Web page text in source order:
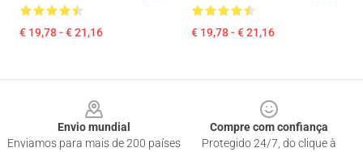
€ 19,78 - € 21,16 € 19,78 - € 21,16
Envio mundial
Enviamos para mais de 200 países
Compre com confiança
Protegido 24/7, do clique à